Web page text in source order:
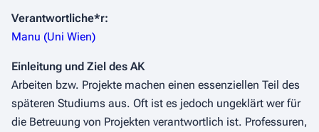
Verantwortliche*r:
Manu (Uni Wien)
Einleitung und Ziel des AK
Arbeiten bzw. Projekte machen einen essenziellen Teil des
späteren Studiums aus. Oft ist es jedoch ungeklärt wer für
die Betreuung von Projekten verantwortlich ist. Professuren,